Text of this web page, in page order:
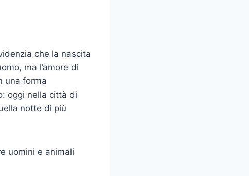
che la nascita
ma l’amore di
una forma
oggi nella città di
notte di più
uomini e animali